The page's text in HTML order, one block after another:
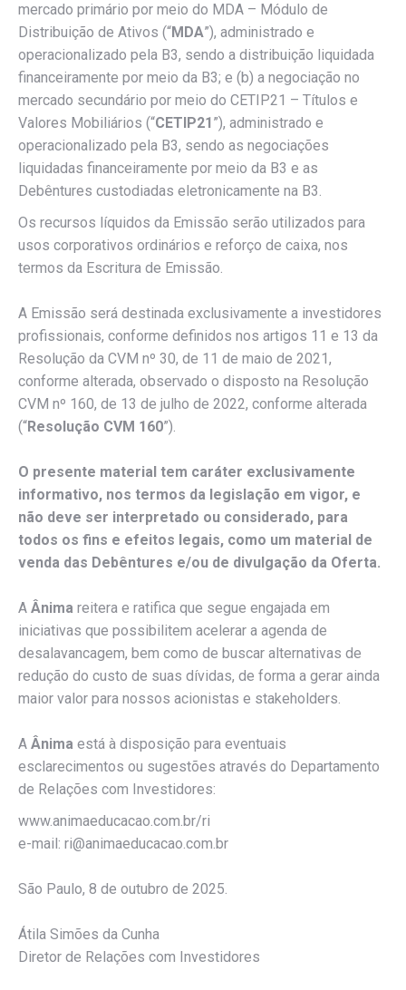
mercado primário por meio do MDA – Módulo de
Distribuição de Ativos (“MDA”), administrado e
operacionalizado pela B3, sendo a distribuição liquidada
financeiramente por meio da B3; e (b) a negociação no
mercado secundário por meio do CETIP21 – Títulos e
Valores Mobiliários (“CETIP21”), administrado e
operacionalizado pela B3, sendo as negociações
liquidadas financeiramente por meio da B3 e as
Debêntures custodiadas eletronicamente na B3.
Os recursos líquidos da Emissão serão utilizados para
usos corporativos ordinários e reforço de caixa, nos
termos da Escritura de Emissão.
A Emissão será destinada exclusivamente a investidores
profissionais, conforme definidos nos artigos 11 e 13 da
Resolução da CVM nº 30, de 11 de maio de 2021,
conforme alterada, observado o disposto na Resolução
CVM nº 160, de 13 de julho de 2022, conforme alterada
(“Resolução CVM 160”).
O presente material tem caráter exclusivamente
informativo, nos termos da legislação em vigor, e
não deve ser interpretado ou considerado, para
todos os fins e efeitos legais, como um material de
venda das Debêntures e/ou de divulgação da Oferta.
A Ânima reitera e ratifica que segue engajada em
iniciativas que possibilitem acelerar a agenda de
desalavancagem, bem como de buscar alternativas de
redução do custo de suas dívidas, de forma a gerar ainda
maior valor para nossos acionistas e stakeholders.
A Ânima está à disposição para eventuais
esclarecimentos ou sugestões através do Departamento
de Relações com Investidores:
www.animaeducacao.com.br/ri
e-mail: ri@animaeducacao.com.br
São Paulo, 8 de outubro de 2025.
Átila Simões da Cunha
Diretor de Relações com Investidores